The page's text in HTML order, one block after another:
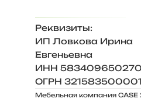
После оформления
ознакомиться!
В случае
Покупателя. Для
Обращаем Ваше
Реквизиты:
ИП Ловкова Ирина
Евгеньевна
ИНН 583409650270
ОГРН
Мебельная компания CASE